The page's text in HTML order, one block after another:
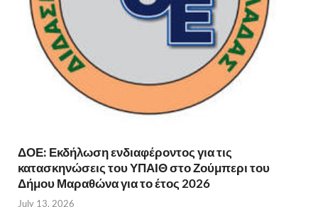
ΔΟΕ: Εκδήλωση ενδιαφέροντος για τις
κατασκηνώσεις του ΥΠΑΙΘ στο Ζούμπερι του
Δήμου Μαραθώνα για το έτος 2026
July 13, 2026